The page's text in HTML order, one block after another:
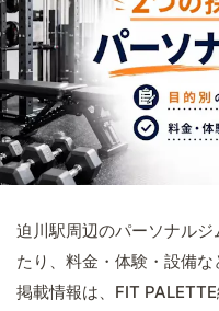
迫川駅周辺のパーソナル
たり、料金・体験・設備な
掲載情報は、FIT